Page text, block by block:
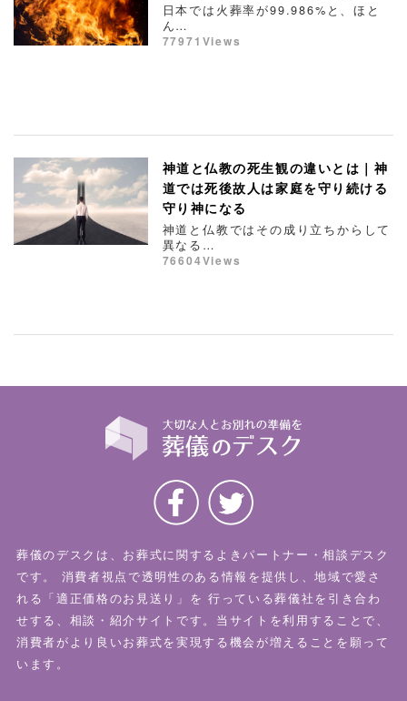
日本では火葬率が99.986%と、ほと
ん…
77971Views
神道と仏教の死生観の違いとは｜神
道では死後故人は家庭を守り続ける
守り神になる
神道と仏教ではその成り立ちからして
異なる…
76604Views
葬儀のデスクは、お葬式に関するよきパートナー・相談デスク
です。
消費者視点で透明性のある情報を提供し、地域で愛さ
れる「適正価格のお見送り」を 行っている葬儀社を引き合わ
せする、相談・紹介サイトです。当サイトを利用することで、
消費者がより良いお葬式を実現する機会が増えることを願って
います。